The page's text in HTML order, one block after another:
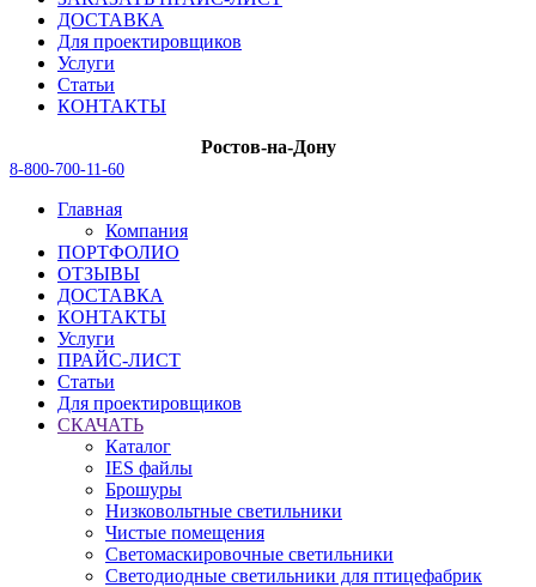
ДОСТАВКА
Для проектировщиков
Услуги
Статьи
КОНТАКТЫ
Ростов-на-Дону
8-800-700-11-60
Главная
Компания
ПОРТФОЛИО
ОТЗЫВЫ
ДОСТАВКА
КОНТАКТЫ
Услуги
ПРАЙС-ЛИСТ
Статьи
Для проектировщиков
СКАЧАТЬ
Каталог
IES файлы
Брошуры
Низковольтные светильники
Чистые помещения
Светомаскировочные светильники
Светодиодные светильники для птицефабрик